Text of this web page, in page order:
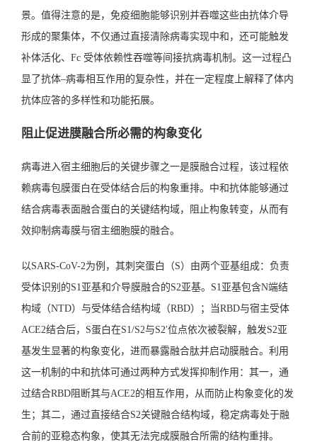
景。值得注意的是，免疫细胞能够识别并吞噬这些由抗体介导
形成的聚集体，不仅通过直接清除病毒实现中和，还可能触发
补体活化、Fc 受体依赖性吞噬等间接抗病毒机制。这一过程凸
显了抗体–病毒相互作用的复杂性，并在一定程度上解释了体内
抗体应答的多样性和功能拓展。
阻止促进膜融合所必需的构象变化
病毒进入宿主细胞后的关键步骤之一是膜融合过程，该过程依
赖病毒包膜蛋白在受体结合后的构象重排。中和抗体能够通过
结合病毒表面融合蛋白的关键结构域，阻止构象转变，从而有
效抑制病毒膜与宿主细胞膜的融合。
以SARS-CoV-2为例，其刺突蛋白（S）由两个亚基组成：负责
受体识别的S1亚基和介导膜融合的S2亚基。S1亚基包含N端结
构域（NTD）与受体结合结构域（RBD）；当RBD与宿主受体
ACE2结合后，S蛋白在S1/S2与S2′位点依次被裂解，触发S2亚
基发生显著的构象变化，进而暴露融合肽并启动膜融合。利用
这一机制的中和抗体可通过两种方式发挥抑制作用：其一，通
过结合RBD阻断其与ACE2的相互作用，从而防止构象变化的发
生；其二，通过直接结合S2关键融合结构域，稳定病毒处于融
合前的亚稳态构象，使其无法完成膜融合所需的结构重排。